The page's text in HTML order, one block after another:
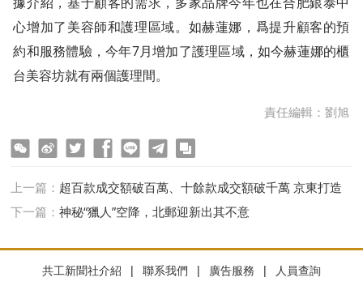
心增加了美容師和護理區域。如赫蓮娜，爲提升顧客的預
約和服務體驗，今年7月增加了護理區域，如今赫蓮娜的櫃
台美容坊就有兩個護理間。
責任編輯：劉旭
linetelegram copy
上一篇： 超百款成交額破百萬、十餘款成交額破千萬 京東打造
家裝建材新品首發陣地
下一篇：神秘“獵人”空降，北郵迎新出其不意
共工新聞社介紹 | 聯系我們 | 廣告服務 | 人員查詢